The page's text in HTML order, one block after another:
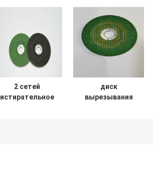
2 сетей
истирательное
диск
вырезывания